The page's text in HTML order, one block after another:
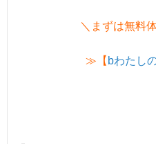
＼まずは無料
≫【 bわたし